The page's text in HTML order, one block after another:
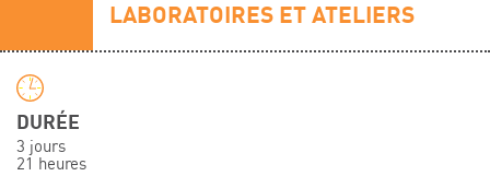
Equipe
LABORATOIRES ET ATELIERS
DURÉE
3 jours
21 heures